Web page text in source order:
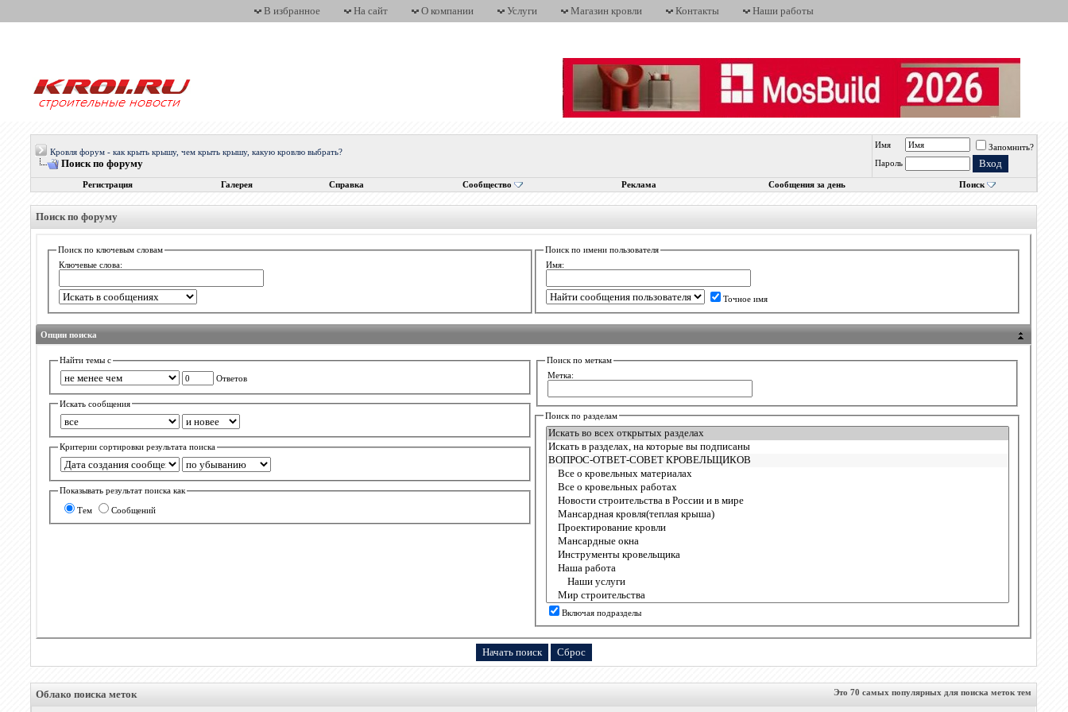
В избранное На сайт О компании Услуги Магазин кровли Контакты Наши работы
Кровля форум - как крыть крышу, чем крыть крышу, какую кровлю выбрать?
Поиск по форуму
Имя
Запомнить?
Пароль
Регистрация Галерея Справка Сообщество Реклама Сообщения за день Поиск
Поиск по форуму
Поиск по ключевым словам
Ключевые слова:
Поиск по имени пользователя
Имя:
Точное имя
Опции поиска
Найти темы с
Ответов
Искать сообщения
Критерии сортировки результата поиска
Показывать результат поиска как
Тем Сообщений
Поиск по меткам
Метка:
Поиск по разделам
Включая подразделы
Это 70 самых популярных для поиска меток тем
Облако поиска меток